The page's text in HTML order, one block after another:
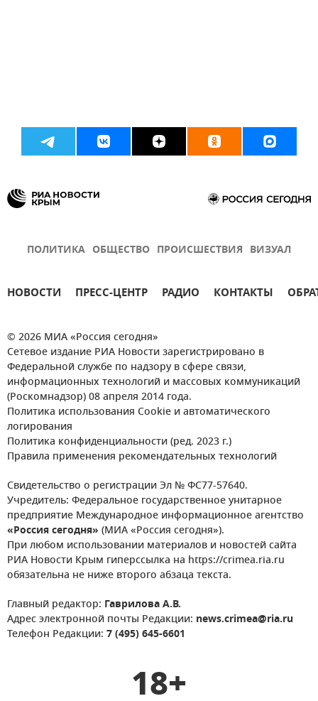
ПОЛИТИКА ОБЩЕСТВО ПРОИСШЕСТВИЯ ВИЗУАЛ
НОВОСТИ ПРЕСС-ЦЕНТР РАДИО КОНТАКТЫ
© 2026 МИА «Россия сегодня»
Сетевое издание РИА Новости зарегистрировано в
Федеральной службе по надзору в сфере связи,
информационных технологий и массовых коммуникаций
(Роскомнадзор) 08 апреля 2014 года.
Политика использования Cookie и автоматического
логирования
Политика конфиденциальности (ред. 2023 г.)
Правила применения рекомендательных технологий
Свидетельство о регистрации Эл № ФС77-57640.
Учредитель: Федеральное государственное унитарное
предприятие Международное информационное агентство
«Россия сегодня» (МИА «Россия сегодня»).
При любом использовании материалов и новостей сайта
РИА Новости Крым гиперссылка на https://crimea.ria.ru
обязательна не ниже второго абзаца текста.
Главный редактор: Гаврилова А.В.
Адрес электронной почты Редакции: news.crimea@ria.ru
Телефон Редакции: 7 (495) 645-6601
18+